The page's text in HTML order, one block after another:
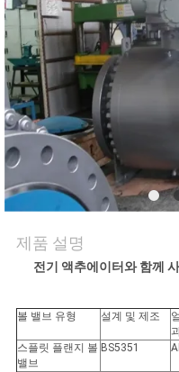
리
저
희
와
연
락
뉴
스
제품 설명
전기 액추에이터와 함께
볼 밸브 유형 설계 및 제조
스플릿 플랜지 볼
밸브
BS5351